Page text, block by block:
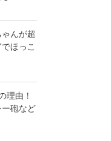
んが超
ほっこ
理由！
砲など